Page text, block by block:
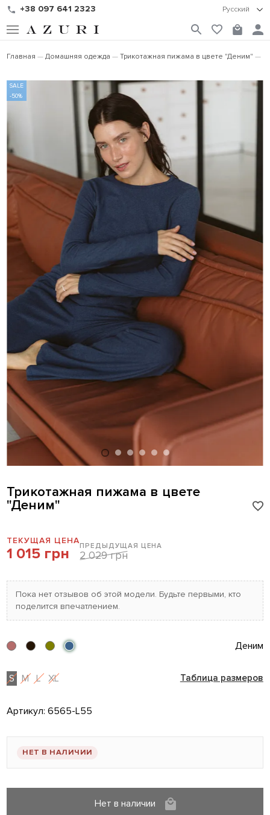
+38 097 641 2323 Русский
Главная Домашняя одежда Трикотажная пижама в цвете "Деним"
Трикотажная пижама в цвете
"Деним"
ТЕКУЩАЯ ЦЕНА
1 015 грн ПРЕДЫДУЩАЯ ЦЕНА
2 029 грн
Пока нет отзывов об этой модели. Будьте первыми, кто
поделится впечатлением.
Деним
S M L XL Таблица размеров
Артикул:6565-L55
НЕТ В НАЛИЧИИ
Нет в наличии